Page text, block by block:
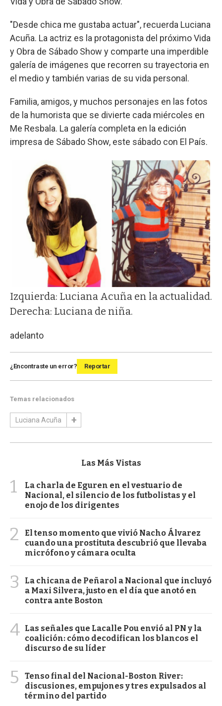
"Desde chica me gustaba actuar", recuerda Luciana
Acuña. La actriz es la protagonista del próximo Vida
y Obra de Sábado Show y comparte una imperdible
galería de imágenes que recorren su trayectoria en
el medio y también varias de su vida personal.
Familia, amigos, y muchos personajes en las fotos
de la humorista que se divierte cada miércoles en
Me Resbala. La galería completa en la edición
impresa de Sábado Show, este sábado con El País.
Izquierda: Luciana Acuña en la actualidad.
Derecha: Luciana de niña.
adelanto
¿Encontraste un error? Reportar
Temas relacionados
Luciana Acuña
Las Más Vistas
1
La charla de Eguren en el vestuario de
Nacional, el silencio de los futbolistas y el
enojo de los dirigentes
2
El tenso momento que vivió Nacho Álvarez
cuando una prostituta descubrió que llevaba
micrófono y cámara oculta
3
La chicana de Peñarol a Nacional que incluyó
a Maxi Silvera, justo en el día que anotó en
contra ante Boston
4 Las señales que Lacalle Pou envió al PN y la
coalición: cómo decodifican los blancos el
discurso de su líder
5
Tenso final del Nacional-Boston River:
discusiones, empujones y tres expulsados al
término del partido